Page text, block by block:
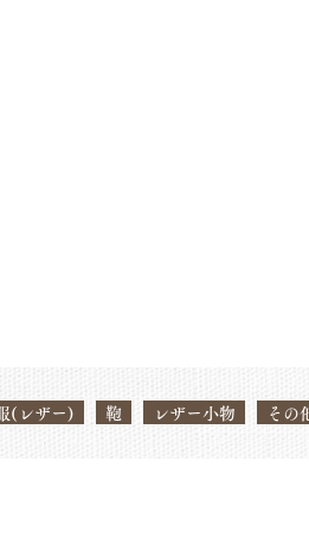
ビフォ
(レザー) 鞄 レザー小物 その